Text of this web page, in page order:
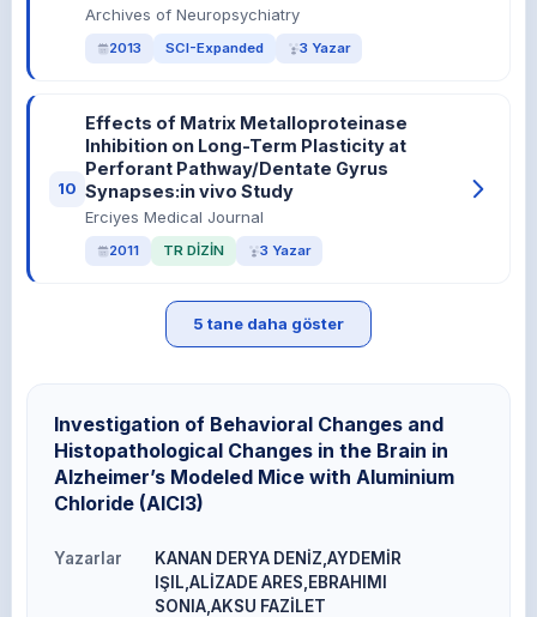
Archives of Neuropsychiatry
2013 SCI-Expanded 3 Yazar
10
Effects of Matrix Metalloproteinase
Inhibition on Long-Term Plasticity at
Perforant Pathway/Dentate Gyrus
Synapses:in vivo Study
Erciyes Medical Journal
2011 TR DİZİN 3 Yazar
5 tane daha göster
Investigation of Behavioral Changes and
Histopathological Changes in the Brain in
Alzheimer’s Modeled Mice with Aluminium
Chloride (AlCl3)
Yazarlar
KANAN DERYA DENİZ,AYDEMİR
IŞIL,ALİZADE ARES,EBRAHIMI
SONIA,AKSU FAZİLET